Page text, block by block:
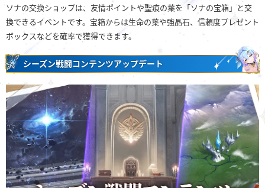
ソナの交換ショップは、友情ポイントや聖痕の葉を「ソナの宝箱」と交
換できるイベントです。宝箱からは生命の葉や強晶石、信頼度プレゼント
ボックスなどを確率で獲得できます。
シーズン戦闘コンテンツアップデート